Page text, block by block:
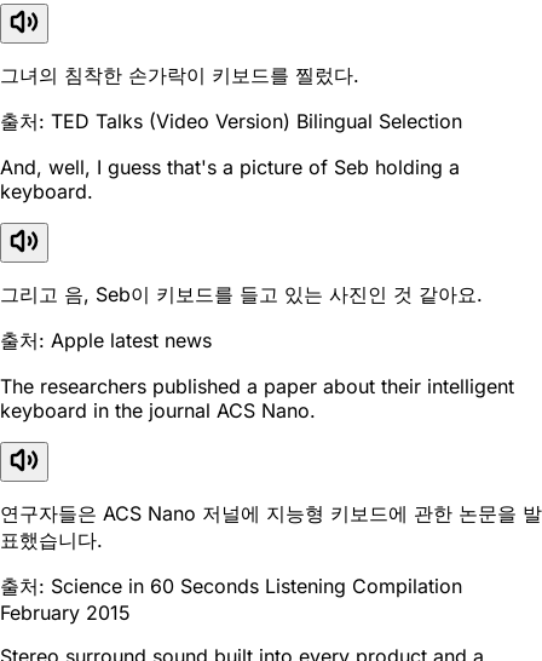
그녀의 침착한 손가락이 키보드를 찔렀다.
출처: TED Talks (Video Version) Bilingual Selection
And, well, I guess that's a picture of Seb holding a
keyboard.
그리고 음, Seb이 키보드를 들고 있는 사진인 것 같아요.
출처: Apple latest news
The researchers published a paper about their intelligent
keyboard in the journal ACS Nano.
연구자들은 ACS Nano 저널에 지능형 키보드에 관한 논문을 발
표했습니다.
출처: Science in 60 Seconds Listening Compilation
February 2015
Stereo surround sound built into every product and a